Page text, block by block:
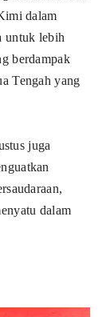
dalam
untuk lebih
berdampak
Tengah yang
juga
dalam